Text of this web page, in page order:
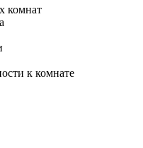
комнат
к комнате